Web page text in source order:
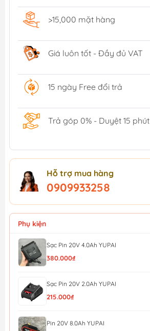
>15,000 mặt hàng
Giá luôn tốt - Đầy đủ VAT
15 ngày Free đổi trả
Trả góp 0% - Duyệt 15 phút
Hỗ trợ mua hàng
0909933258
Phụ kiện
Sạc Pin 20V 4.0Ah YUPAI
380.000₫
Sạc Pin 20V 2.0Ah YUPAI
215.000₫
Pin 20V 8.0Ah YUPAI